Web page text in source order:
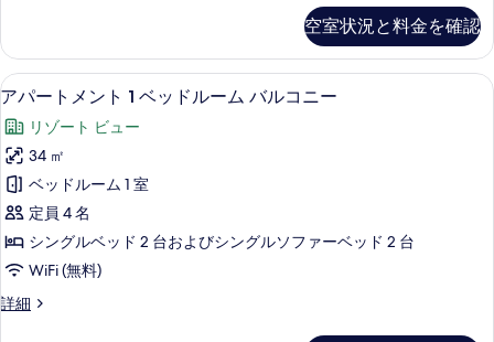
表
示
す
る
す
べ
て
の
写
真
を
表
示
す
ー
ル
ー
の
詳
細
空室状況と料金を確認
ア
パ
ー
ト
メ
ン
ト
ベ
ミニバー、デスク、WiFi (無料)、客
6
アパートメント 1 ベッドルーム バルコニー
リゾート ビュー
34 ㎡
ベッドルーム 1 室
定員 4 名
シングルベッド 2 台およびシングルソファーベッド 2 台
WiFi (無料)
詳細
ア